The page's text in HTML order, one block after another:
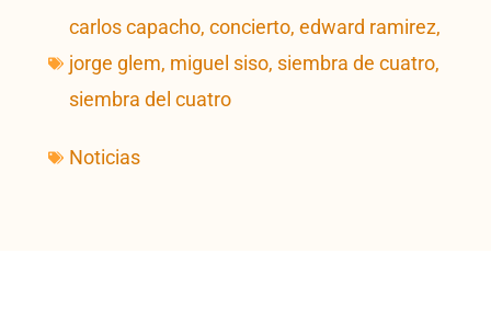
carlos capacho,concierto,edward ramirez,
jorge glem, miguel siso, siembra de cuatro,
siembra del cuatro
Noticias